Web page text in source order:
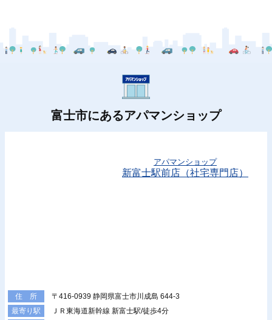
富士市にあるアパマンショップ
アパマンショップ
新富士駅前店（社宅専門店）
住 所
〒416-0939 静岡県富士市川成島 644-3
最寄り駅
ＪＲ東海道新幹線 新富士駅/徒歩4分